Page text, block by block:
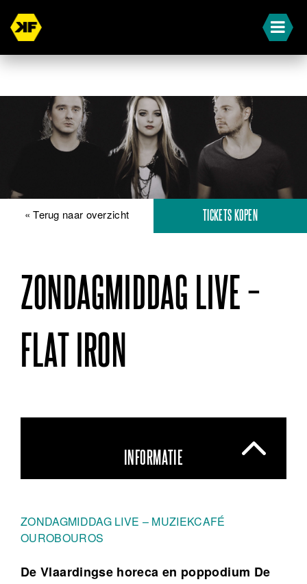
« Terug naar overzicht TICKETS KOPEN
ZONDAGMIDDAG LIVE –
FLAT IRON
INFORMATIE
ZONDAGMIDDAG LIVE – MUZIEKCAFÉ
OUROBOUROS
De Vlaardingse horeca en poppodium De